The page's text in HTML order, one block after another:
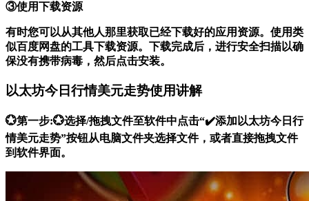
③使用下载资源
有时您可以从其他人那里获取已经下载好的应用资源。使用类
似百度网盘的工具下载资源。下载完成后，进行安全扫描以确
保没有携带病毒，然后点击安装。
以太坊今日行情美元走势使用讲解
💮第一步:💮选择/拖拽文件至软件中点击“✔️添加以太坊今日行
情美元走势”按钮从电脑文件夹选择文件，或者直接拖拽文件
到软件界面。